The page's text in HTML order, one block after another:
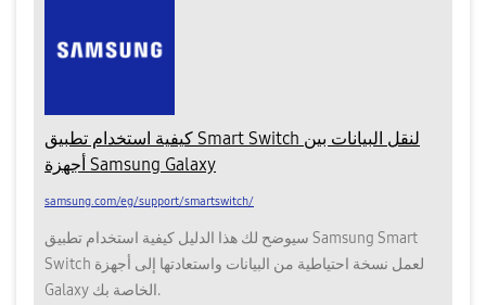
كيفية استخدام تطبيق Smart Switch لنقل البيانات بين
أجهزة Samsung Galaxy
samsung.com/eg/support/smartswitch/
سيوضح لك هذا الدليل كيفية استخدام تطبيق Samsung Smart
Switch لعمل نسخة احتياطية من البيانات واستعادتها إلى أجهزة
Galaxy الخاصة بك.